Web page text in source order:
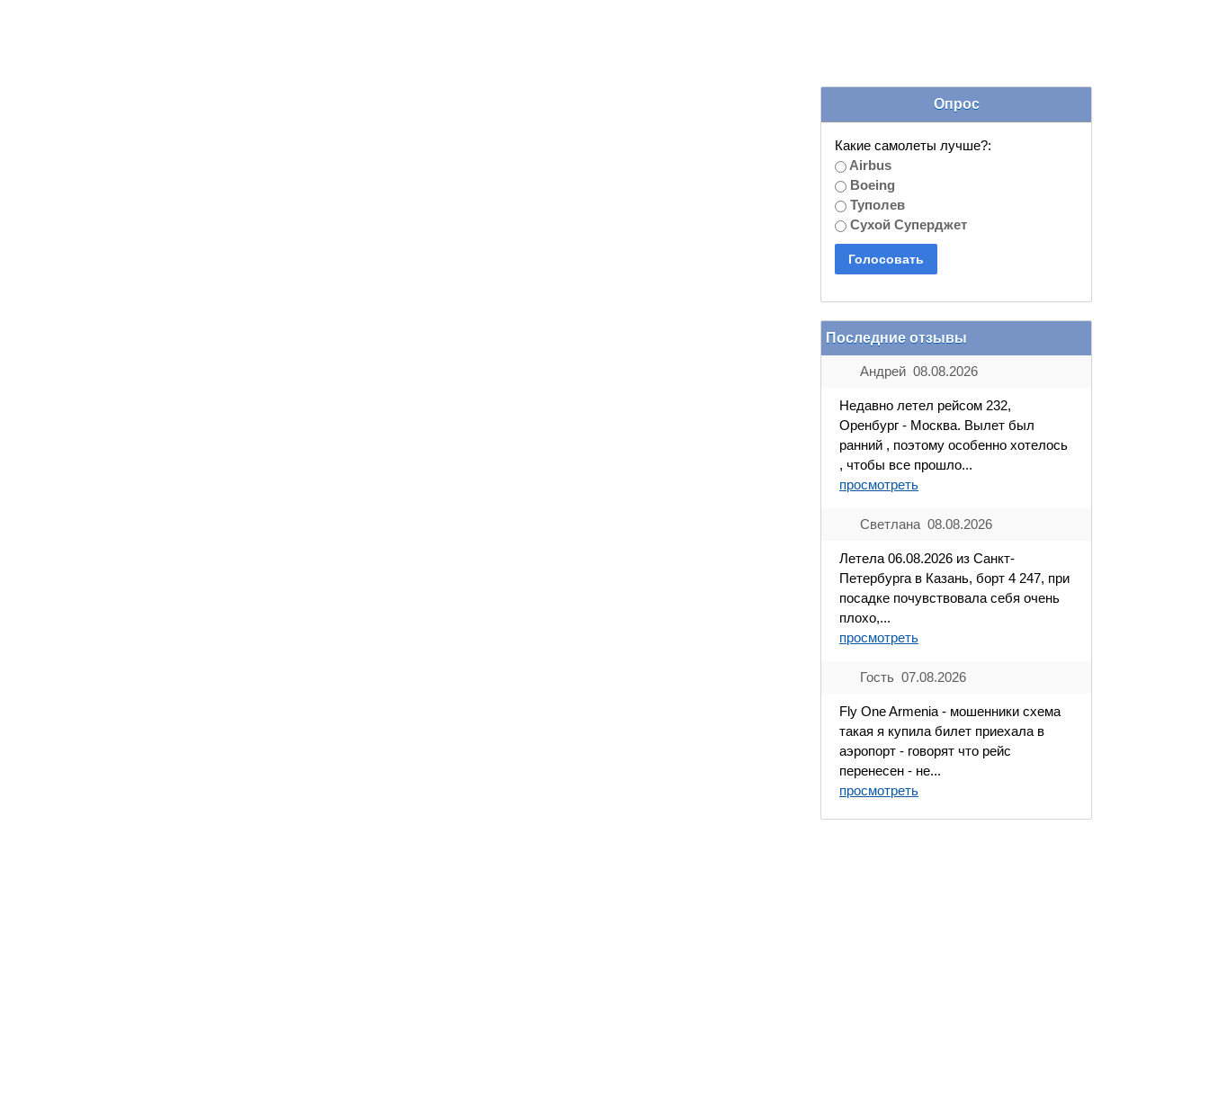
Опрос
Какие самолеты лучше?:
Airbus
Boeing
Туполев
Сухой Суперджет
Последние отзывы
Андрей 08.08.2026
Недавно летел рейсом 232,
Оренбург - Москва. Вылет был
ранний , поэтому особенно хотелось
, чтобы все прошло...
просмотреть
Светлана 08.08.2026
Летела 06.08.2026 из Санкт-
Петербурга в Казань, борт 4 247, при
посадке почувствовала себя очень
плохо,...
просмотреть
Гость 07.08.2026
Fly One Armenia - мошенники схема
такая я купила билет приехала в
аэропорт - говорят что рейс
перенесен - не...
просмотреть